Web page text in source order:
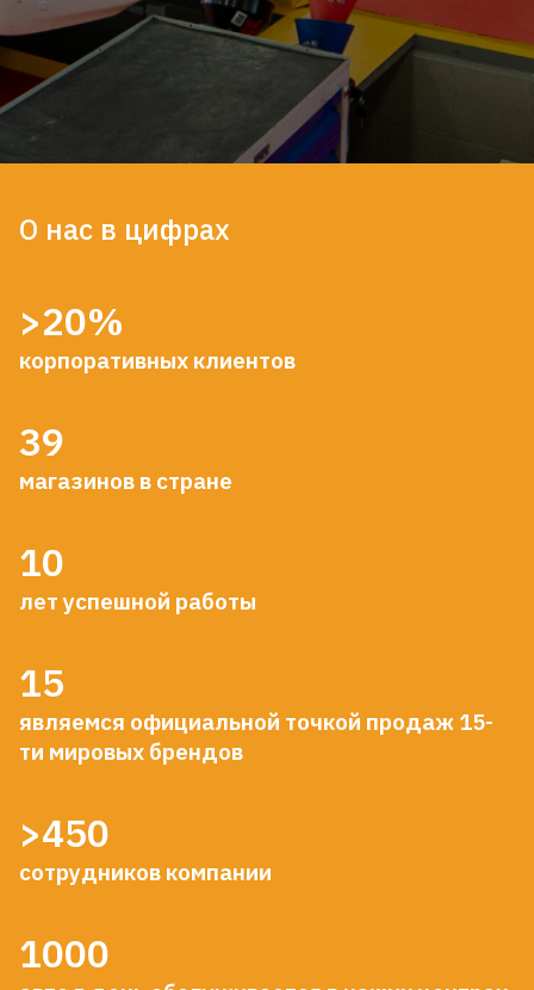
О нас в цифрах
>20%
корпоративных клиентов
39
магазинов в стране
10
лет успешной работы
15
являемся официальной точкой продаж 15-
ти мировых брендов
>450
сотрудников компании
1000